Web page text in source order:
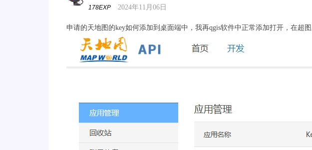
178EXP 2024年11月06日
申请的天地图的key如何添加到桌面端中，我再qgis软件中正常添加打开，在超图